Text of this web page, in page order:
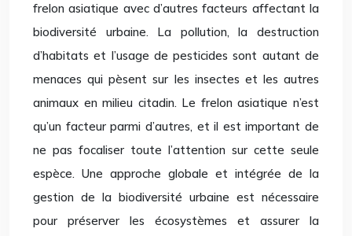
frelon asiatique avec d’autres facteurs affectant la
biodiversité urbaine. La pollution, la destruction
d’habitats et l’usage de pesticides sont autant de
menaces qui pèsent sur les insectes et les autres
animaux en milieu citadin. Le frelon asiatique n’est
qu’un facteur parmi d’autres, et il est important de
ne pas focaliser toute l’attention sur cette seule
espèce. Une approche globale et intégrée de la
gestion de la biodiversité urbaine est nécessaire
pour préserver les écosystèmes et assurer la